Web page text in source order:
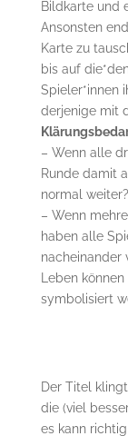
Bildkarte und
Ansonsten
Karte zu
bis auf
Spieler*innen
derjenige mit
– Wenn alle
Runde damit
normal weiter?
– Wenn
haben alle
nacheinander
Leben
symbolisiert
Der Titel
die (viel
es kann